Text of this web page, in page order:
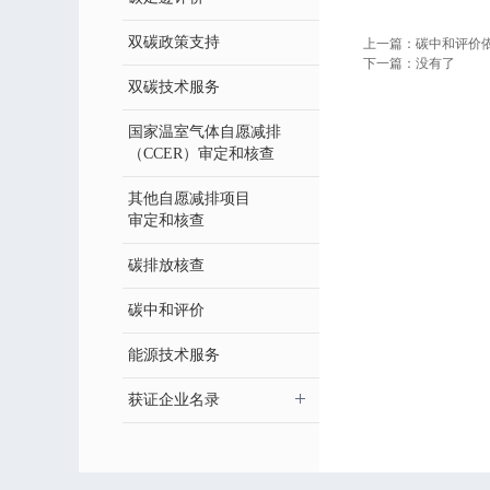
双碳政策支持
双碳技术服务
国家温室气体自愿减排
（CCER）审定和核查
其他自愿减排项目
审定和核查
碳排放核查
碳中和评价
能源技术服务
获证企业名录
上一篇： 碳中和评价
下一篇： 没有了